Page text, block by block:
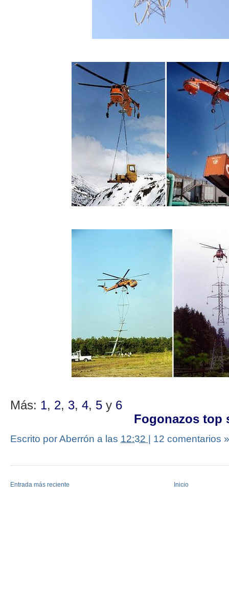
Más: 1, 2, 3, 4, 5 y 6
Fogonazos top
Escrito por Aberrón a las 12:32 | 12 comentarios »
Entrada más reciente Inicio